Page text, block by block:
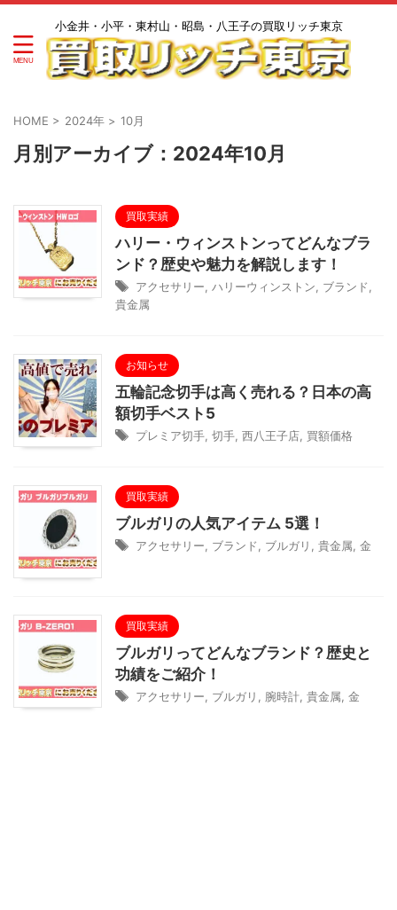
小金井・小平・東村山・昭島・八王子の買取リッチ東京
HOME > 2024年 > 10月
月別アーカイブ：2024年10月
買取実績
ハリー・ウィンストンってどんなブラ
ンド？歴史や魅力を解説します！
アクセサリー ハリーウィンストン ブランド
貴金属
お知らせ
五輪記念切手は高く売れる？日本の高
額切手ベスト5
プレミア切手 切手 西八王子店 買額価格
買取実績
ブルガリの人気アイテム 5選！
アクセサリー ブランド ブルガリ 貴金属 金
買取実績
ブルガリってどんなブランド？歴史と
功績をご紹介！
アクセサリー ブルガリ 腕時計 貴金属 金